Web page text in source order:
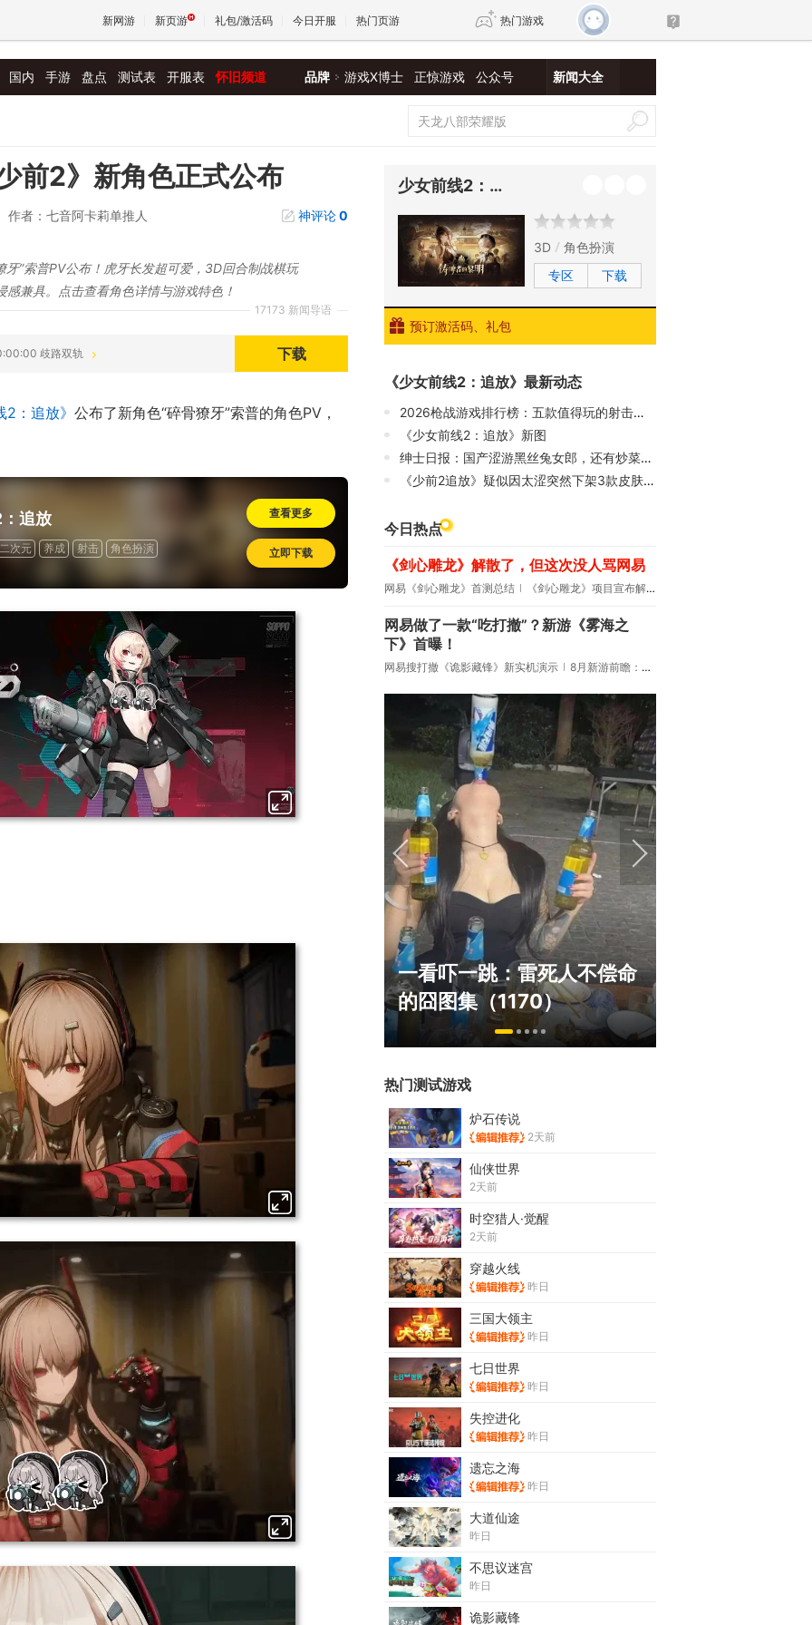
新网游 新页游 礼包/激活码 今日开服 热门页游 热门游戏
王权与自由 诛仙世界 新仙侠5
国内 手游 盘点 测试表 开服表 怀旧频道 品牌 游戏X博士 正惊游戏 公众号 新闻大全
前2》新角色正式公布
作者：七音阿卡莉单推人 神评论0
17173 新闻导语
”索普PV公布！虎牙长发超可爱，3D回合制战棋玩
兼具。点击查看角色详情与游戏特色！
歧路双轨 下载
：追放》 公布了新角色“碎骨獠牙”索普的角色PV，
追放
次元 养成 射击 角色扮演
查看更多
立即下载
少女前线2：追放
3D
角色扮演
专区
下载
预订激活码、礼包
《少女前线2：追放》最新动态
2026枪战游戏排行榜：五款值得玩的射击游戏推荐，《少女前线2：追放》
《少女前线2：追放》新图
绅士日报：国产涩游黑丝兔女郎，还有炒菜环节
《少前2追放》疑似因太涩突然下架3款皮肤，玩家笑称“官方严选”
今日热点
《剑心雕龙》解散了，但这次没人骂网易
网易《剑心雕龙》首测总结 《剑心雕龙》项目宣布解散
网易做了一款“吃打撤”？新游《雾海之
下》首曝！
网易搜打撤《诡影藏锋》新实机演示 8月新游前瞻：《诡秘之主》领衔
17周年庆典 争霸赛大区火
爆开启
一看吓一跳：雷死人不偿命
的囧图集（1170）
热门测试游戏
炉石传说
2天前
仙侠世界
2天前
时空猎人·觉醒
2天前
穿越火线
昨日
三国大领主
昨日
七日世界
昨日
失控进化
昨日
遗忘之海
昨日
大道仙途
昨日
不思议迷宫
昨日
诡影藏锋